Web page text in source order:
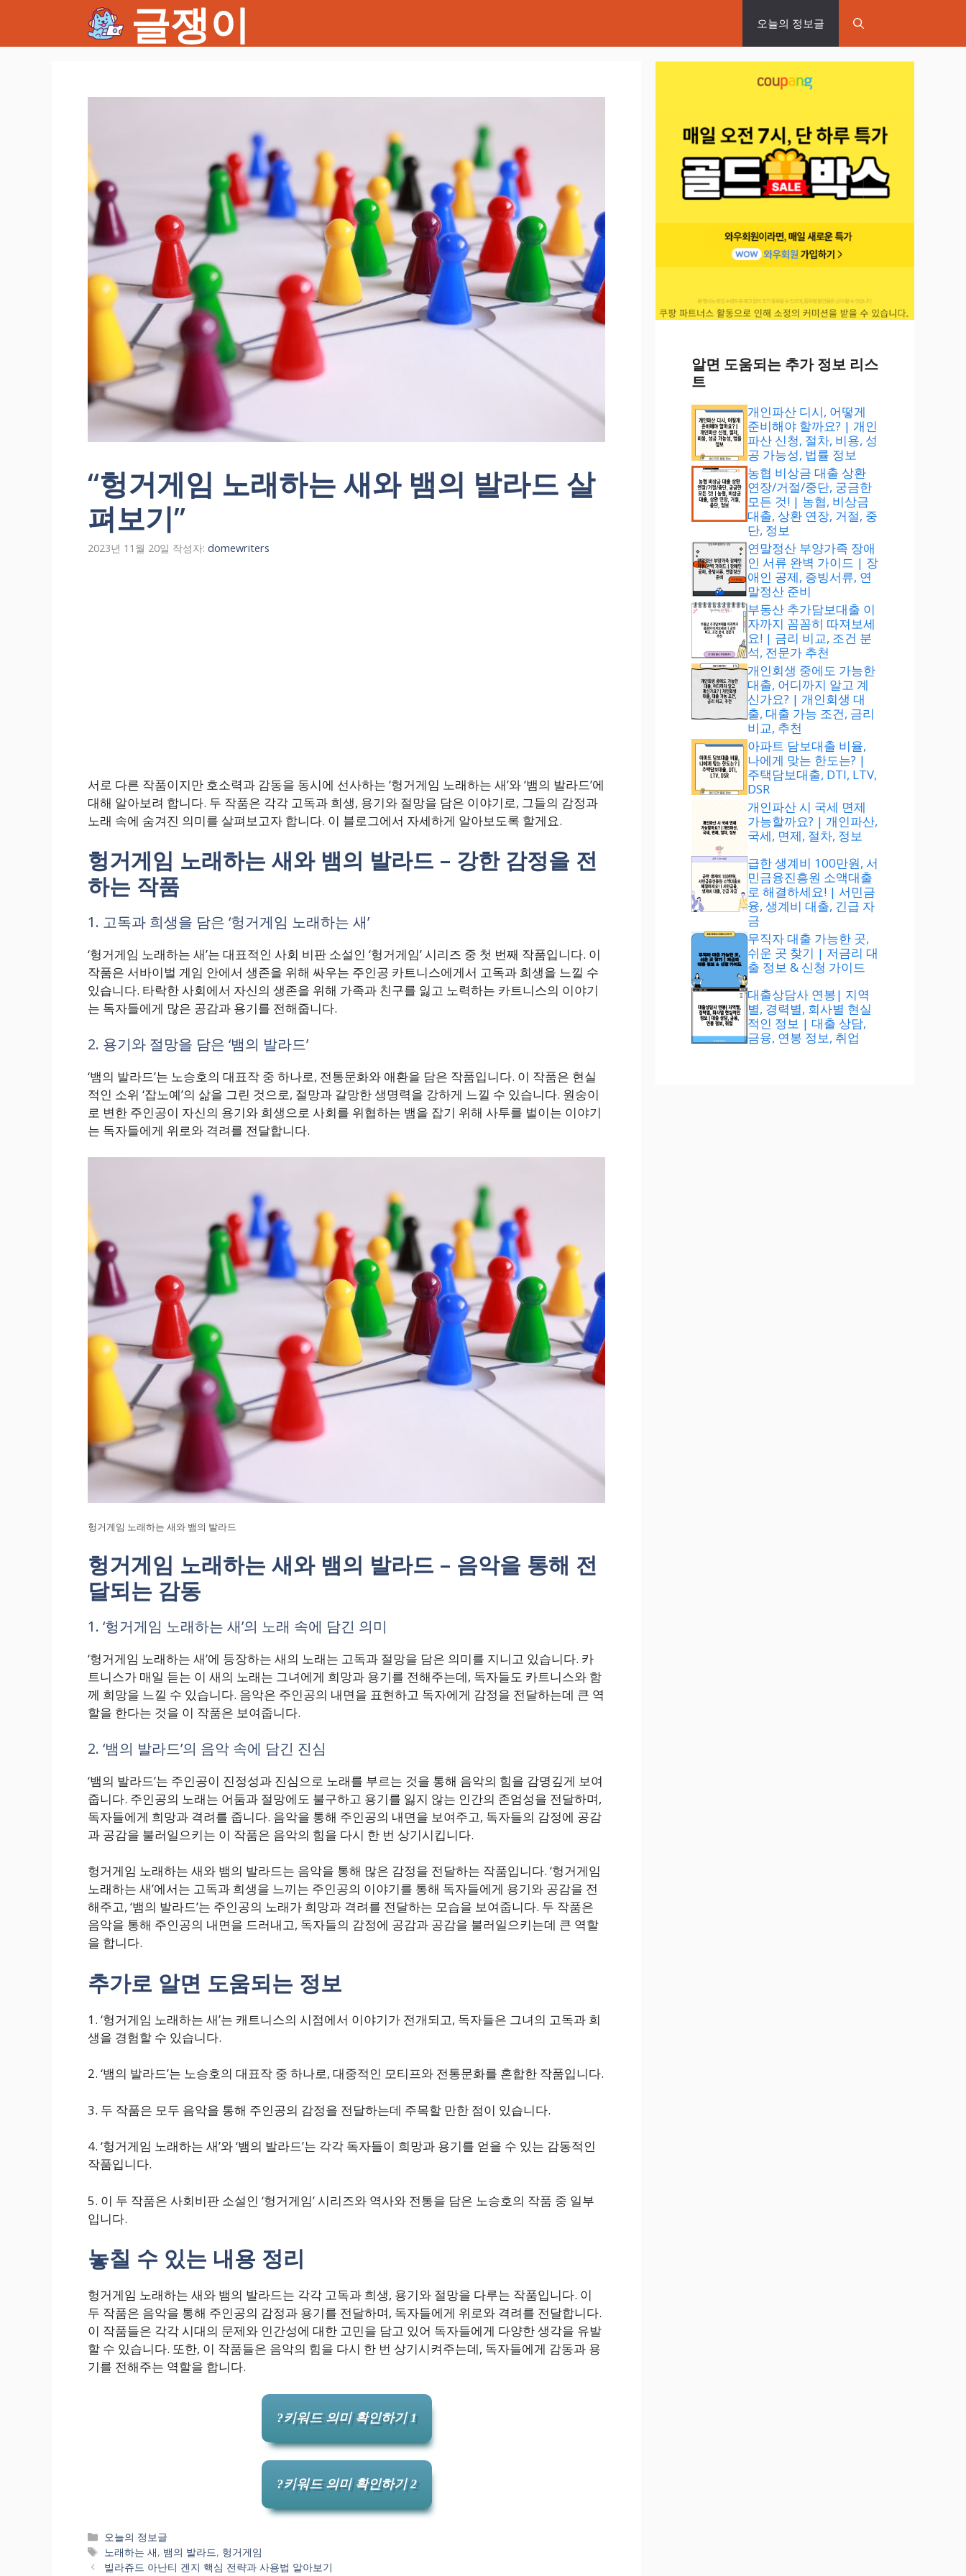
츠
글쟁이 오늘의 정보글
“헝거게임 노래하는 새와 뱀의 발라드 살
펴보기”
2023년 11월 20일 작성자: domewriters
서로 다른 작품이지만 호소력과 감동을 동시에 선사하는 ‘헝거게임 노래하는 새’와 ‘뱀의 발라드’에
대해 알아보려 합니다. 두 작품은 각각 고독과 희생, 용기와 절망을 담은 이야기로, 그들의 감정과
노래 속에 숨겨진 의미를 살펴보고자 합니다. 이 블로그에서 자세하게 알아보도록 할게요.
헝거게임 노래하는 새와 뱀의 발라드 – 강한 감정을 전
하는 작품
1. 고독과 희생을 담은 ‘헝거게임 노래하는 새’
‘헝거게임 노래하는 새’는 대표적인 사회 비판 소설인 ‘헝거게임’ 시리즈 중 첫 번째 작품입니다. 이
작품은 서바이벌 게임 안에서 생존을 위해 싸우는 주인공 카트니스에게서 고독과 희생을 느낄 수
있습니다. 타락한 사회에서 자신의 생존을 위해 가족과 친구를 잃고 노력하는 카트니스의 이야기
는 독자들에게 많은 공감과 용기를 전해줍니다.
2. 용기와 절망을 담은 ‘뱀의 발라드’
‘뱀의 발라드’는 노승호의 대표작 중 하나로, 전통문화와 애환을 담은 작품입니다. 이 작품은 현실
적인 소위 ‘잡노예’의 삶을 그린 것으로, 절망과 갈망한 생명력을 강하게 느낄 수 있습니다. 원숭이
로 변한 주인공이 자신의 용기와 희생으로 사회를 위협하는 뱀을 잡기 위해 사투를 벌이는 이야기
는 독자들에게 위로와 격려를 전달합니다.
헝거게임 노래하는 새와 뱀의 발라드
헝거게임 노래하는 새와 뱀의 발라드 – 음악을 통해 전
달되는 감동
1. ‘헝거게임 노래하는 새’의 노래 속에 담긴 의미
‘헝거게임 노래하는 새’에 등장하는 새의 노래는 고독과 절망을 담은 의미를 지니고 있습니다. 카
트니스가 매일 듣는 이 새의 노래는 그녀에게 희망과 용기를 전해주는데, 독자들도 카트니스와 함
께 희망을 느낄 수 있습니다. 음악은 주인공의 내면을 표현하고 독자에게 감정을 전달하는데 큰 역
할을 한다는 것을 이 작품은 보여줍니다.
2. ‘뱀의 발라드’의 음악 속에 담긴 진심
‘뱀의 발라드’는 주인공이 진정성과 진심으로 노래를 부르는 것을 통해 음악의 힘을 감명깊게 보여
줍니다. 주인공의 노래는 어둠과 절망에도 불구하고 용기를 잃지 않는 인간의 존엄성을 전달하며,
독자들에게 희망과 격려를 줍니다. 음악을 통해 주인공의 내면을 보여주고, 독자들의 감정에 공감
과 공감을 불러일으키는 이 작품은 음악의 힘을 다시 한 번 상기시킵니다.
헝거게임 노래하는 새와 뱀의 발라드는 음악을 통해 많은 감정을 전달하는 작품입니다. ‘헝거게임
노래하는 새’에서는 고독과 희생을 느끼는 주인공의 이야기를 통해 독자들에게 용기와 공감을 전
해주고, ‘뱀의 발라드’는 주인공의 노래가 희망과 격려를 전달하는 모습을 보여줍니다. 두 작품은
음악을 통해 주인공의 내면을 드러내고, 독자들의 감정에 공감과 공감을 불러일으키는데 큰 역할
을 합니다.
추가로 알면 도움되는 정보
1. ‘헝거게임 노래하는 새’는 캐트니스의 시점에서 이야기가 전개되고, 독자들은 그녀의 고독과 희
생을 경험할 수 있습니다.
2. ‘뱀의 발라드’는 노승호의 대표작 중 하나로, 대중적인 모티프와 전통문화를 혼합한 작품입니다.
3. 두 작품은 모두 음악을 통해 주인공의 감정을 전달하는데 주목할 만한 점이 있습니다.
4. ‘헝거게임 노래하는 새’와 ‘뱀의 발라드’는 각각 독자들이 희망과 용기를 얻을 수 있는 감동적인
작품입니다.
5. 이 두 작품은 사회비판 소설인 ‘헝거게임’ 시리즈와 역사와 전통을 담은 노승호의 작품 중 일부
입니다.
놓칠 수 있는 내용 정리
헝거게임 노래하는 새와 뱀의 발라드는 각각 고독과 희생, 용기와 절망을 다루는 작품입니다. 이
두 작품은 음악을 통해 주인공의 감정과 용기를 전달하며, 독자들에게 위로와 격려를 전달합니다.
이 작품들은 각각 시대의 문제와 인간성에 대한 고민을 담고 있어 독자들에게 다양한 생각을 유발
할 수 있습니다. 또한, 이 작품들은 음악의 힘을 다시 한 번 상기시켜주는데, 독자들에게 감동과 용
기를 전해주는 역할을 합니다.
?키워드 의미 확인하기 1
?키워드 의미 확인하기 2
카
테
고
오늘의 정보글
태
그
노래하는 새, 뱀의 발라드, 헝거게임
빌라쥬드 아난티 겐지 핵심 전략과 사용법 알아보기
알면 도움되는 추가 정보 리스
트
개인파산 디시, 어떻게
준비해야 할까요? | 개인
파산 신청, 절차, 비용, 성
공 가능성, 법률 정보
농협 비상금 대출 상환
연장/거절/중단, 궁금한
모든 것! | 농협, 비상금
대출, 상환 연장, 거절, 중
단, 정보
연말정산 부양가족 장애
인 서류 완벽 가이드 | 장
애인 공제, 증빙서류, 연
말정산 준비
부동산 추가담보대출 이
자까지 꼼꼼히 따져보세
요! | 금리 비교, 조건 분
석, 전문가 추천
개인회생 중에도 가능한
대출, 어디까지 알고 계
신가요? | 개인회생 대
출, 대출 가능 조건, 금리
비교, 추천
아파트 담보대출 비율,
나에게 맞는 한도는? |
주택담보대출, DTI, LTV,
DSR
개인파산 시 국세 면제
가능할까요? | 개인파산,
국세, 면제, 절차, 정보
급한 생계비 100만원, 서
민금융진흥원 소액대출
로 해결하세요! | 서민금
융, 생계비 대출, 긴급 자
금
무직자 대출 가능한 곳,
쉬운 곳 찾기 | 저금리 대
출 정보 & 신청 가이드
대출상담사 연봉| 지역
별, 경력별, 회사별 현실
적인 정보 | 대출 상담,
금융, 연봉 정보, 취업